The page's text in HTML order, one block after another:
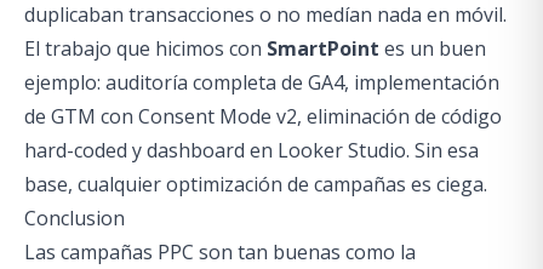
duplicaban transacciones o no medían nada en móvil.
El trabajo que hicimos con SmartPoint es un buen
ejemplo: auditoría completa de GA4, implementación
de GTM con Consent Mode v2, eliminación de código
hard-coded y dashboard en Looker Studio. Sin esa
base, cualquier optimización de campañas es ciega.
Conclusion
Las campañas PPC son tan buenas como la